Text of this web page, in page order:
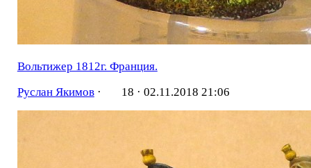
Вольтижер 1812г. Франция.
Руслан Якимов· 18 · 02.11.2018 21:06